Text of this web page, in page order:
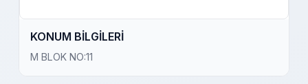
KONUM BİLGİLERİ
M BLOK NO:11